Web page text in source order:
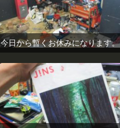
今日から暫くお休みになります。